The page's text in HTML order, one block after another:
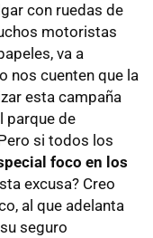
con ruedas de
motoristas
va a
nos cuenten que la
esta campaña
parque de
si todos los
foco en los
excusa? Creo
al que adelanta
seguro